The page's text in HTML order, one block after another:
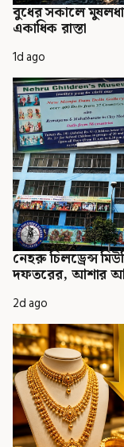
বুধের সকালে
একাধিক রাস্তা
1d ago
নেহরু চিলড্রেন্স
দফতরের, আশার
2d ago